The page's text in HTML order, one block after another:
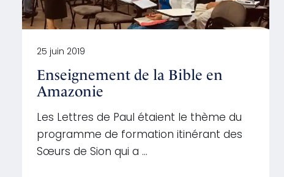
25 juin 2019
Enseignement de la Bible en
Amazonie
Les Lettres de Paul étaient le thème du
programme de formation itinérant des
Sœurs de Sion qui a …